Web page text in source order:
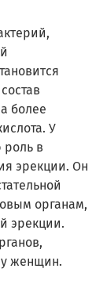
более
У
в
эрекции. Он
органам,
эрекции.
у женщин.